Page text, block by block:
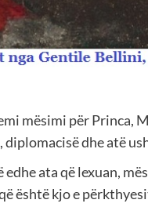
mësimi për Princa,
dhe atë
ata që lexuan,
është kjo e